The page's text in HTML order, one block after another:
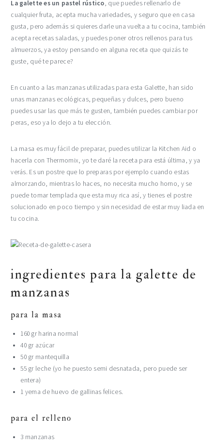
La galette es un pastel rústico, que puedes rellenarlo de
cualquier fruta, acepta mucha variedades, y seguro que en casa
gusta, pero además si quieres darle una vuelta a tu cocina, también
acepta recetas saladas, y puedes poner otros rellenos para tus
almuerzos, ya estoy pensando en alguna receta que quizás te
guste, qué te parece?
En cuanto a las manzanas utilizadas para esta Galette, han sido
unas manzanas ecológicas, pequeñas y dulces, pero bueno
puedes usar las que más te gusten, también puedes cambiar por
peras, eso ya lo dejo a tu elección.
La masa es muy fácil de preparar, puedes utilizar la Kitchen Aid o
hacerla con Thermomix, yo te daré la receta para está última, y ya
verás. Es un postre que lo preparas por ejemplo cuando estas
almorzando, mientras lo haces, no necesita mucho horno, y se
puede tomar templada que esta muy rica así, y tienes el postre
solucionado en poco tiempo y sin necesidad de estar muy liada en
tu cocina.
ingredientes para la galette de
manzanas
para la masa
160 gr harina normal
40 gr azúcar
50 gr mantequilla
55 gr leche (yo he puesto semi desnatada, pero puede ser
entera)
1 yema de huevo de gallinas felices.
para el relleno
3 manzanas